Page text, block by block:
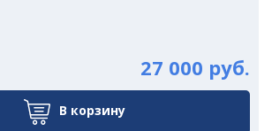
27 000 руб.
В корзину